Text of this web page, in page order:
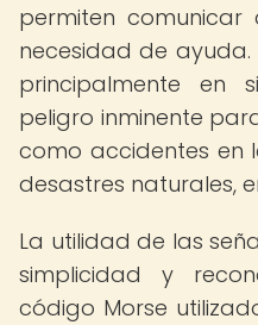
permiten
necesidad de ayuda.
principalmente en
peligro inminente
como accidentes en
desastres naturales,
La utilidad de las
simplicidad y
código Morse